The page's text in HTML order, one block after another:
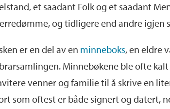
et saadant Folk og et saadant
og tidligere end andre igjen
er en del av en minneboks, en eldre
Minnebøkene ble ofte
venner og familie til å skrive en
som oftest er både signert og datert,